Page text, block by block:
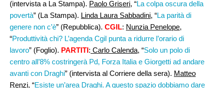
(intervista a La Stampa). Paolo Griseri, “La colpa oscura della
povertà” (La Stampa). Linda Laura Sabbadini, “La parità di
genere non c’è” (Repubblica). CGIL: Nunzia Penelope,
“Produttività chi? L’agenda Cgil punta a ridurre l’orario di
lavoro” (Foglio). PARTITI: Carlo Calenda, “Solo un polo di
centro all’8% costringerà Pd, Forza Italia e Giorgetti ad andare
avanti con Draghi” (intervista al Corriere della sera). Matteo
Renzi, “Esiste un’area Draghi. A questo spazio dobbiamo dare